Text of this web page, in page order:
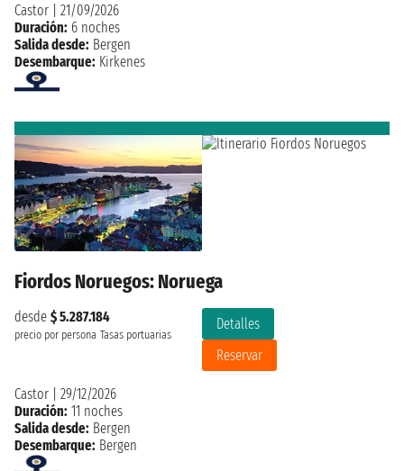
Castor
21/09/2026
Duración: 6 noches
Salida desde: Bergen
Desembarque: Kirkenes
Fiordos Noruegos: Noruega
desde $ 5.287.184
precio por persona Tasas portuarias
Detalles
Reservar
Castor
29/12/2026
Duración: 11 noches
Salida desde: Bergen
Desembarque: Bergen